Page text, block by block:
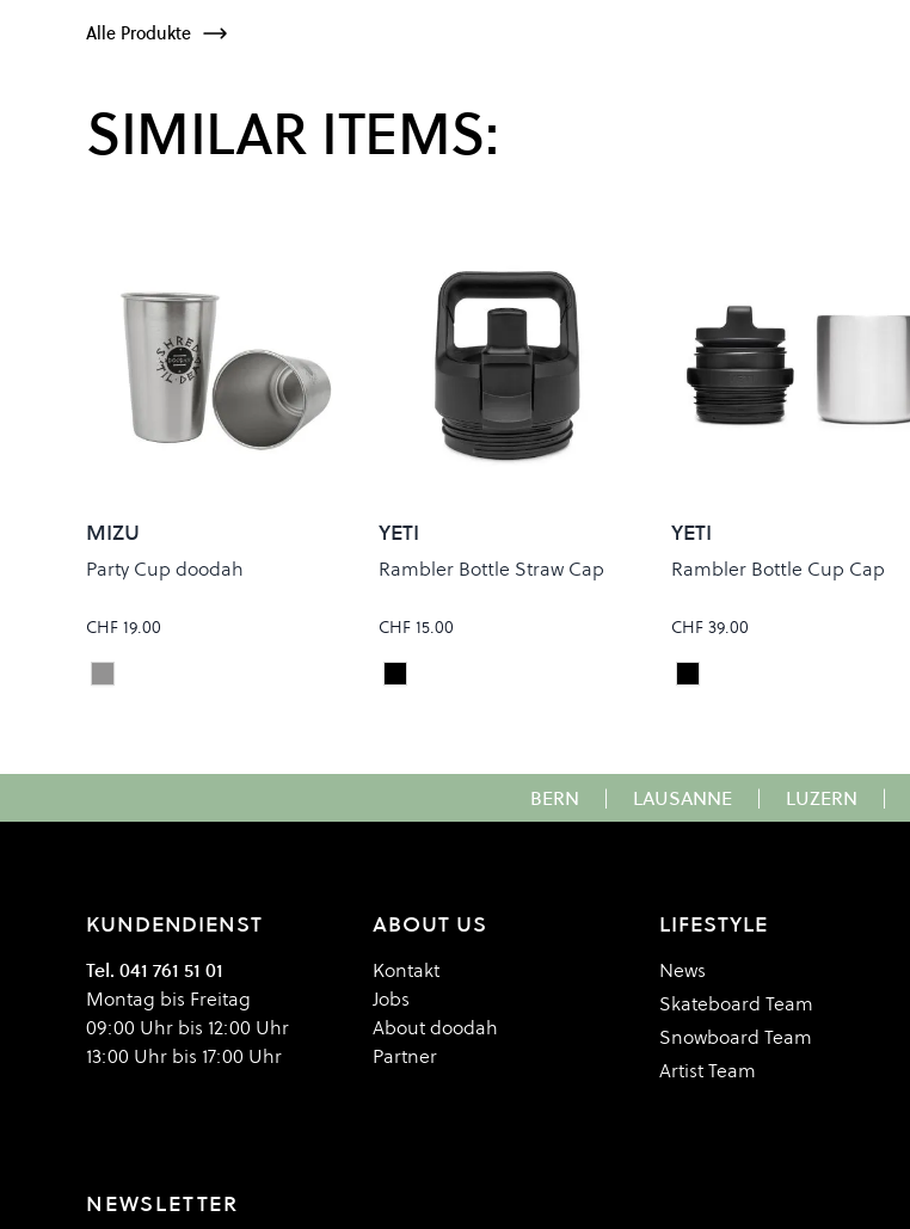
Alle Produkte
SIMILAR ITEMS:
MIZU
Party Cup doodah
CHF 19.00
Colour
Stainless
YETI
Rambler Bottle Straw Cap
CHF 15.00
Colour
Black
YETI
Rambler Bottle Cup Cap
CHF 39.00
Colour
Black
BERN | LAUSANNE | LUZERN |
KUNDENDIENST
Tel. 041 761 51 01
Montag bis Freitag
09:00 Uhr bis 12:00 Uhr
13:00 Uhr bis 17:00 Uhr
ABOUT US
Kontakt
Jobs
About doodah
Partner
LIFESTYLE
News
Skateboard Team
Snowboard Team
Artist Team
NEWSLETTER